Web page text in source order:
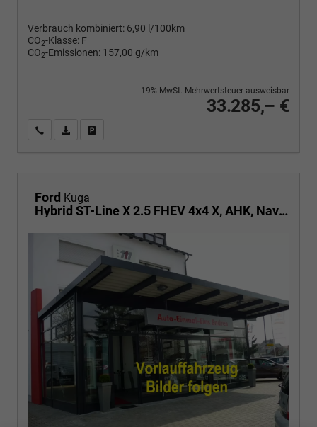
Verbrauch kombiniert: 6,90 l/100km
CO2-Klasse: F
CO2-Emissionen: 157,00 g/km
33.285,– €
19% MwSt. Mehrwertsteuer ausweisbar
Wir rufen Sie anPDF-Fahrzeugexposé drucken
Ford Kuga
Hybrid ST-Line X 2.5 FHEV 4x4 X, AHK, Navi, AreaView, Sound, Side, el. Klappe, Winter, 5 J.-Garantie